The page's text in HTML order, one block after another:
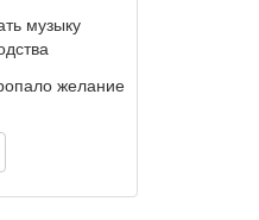
музыку
желание